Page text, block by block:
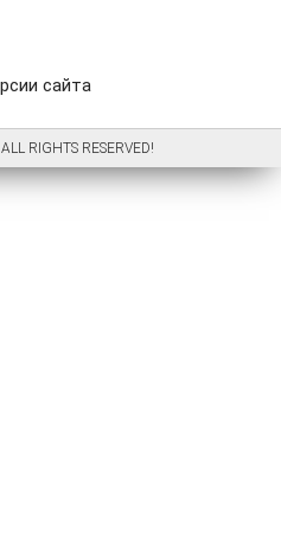
сайта
RIGHTS RESERVED!